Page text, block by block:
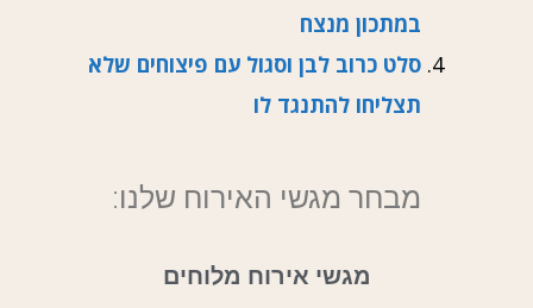
במתכון מנצח
סלט כרוב לבן וסגול עם פיצוחים שלא
תצליחו להתנגד לו
מבחר מגשי האירוח שלנו:
מגשי אירוח מלוחים